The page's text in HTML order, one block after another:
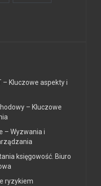
– Kluczowe aspekty i
– Kluczowe
– Wyzwania i
księgowość. Biuro
ryzykiem